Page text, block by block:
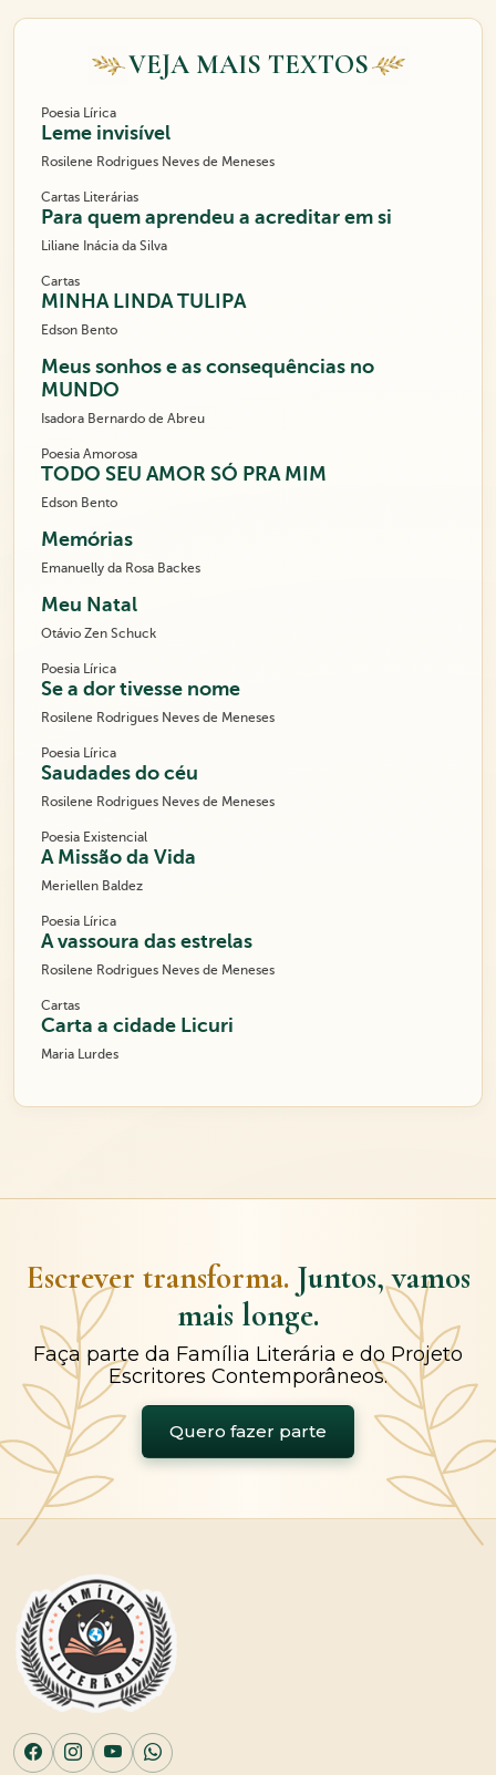
VEJA MAIS TEXTOS
Poesia Lírica
Leme invisível
Rosilene Rodrigues Neves de Meneses
Cartas Literárias
Para quem aprendeu a acreditar em si
Liliane Inácia da Silva
Cartas
MINHA LINDA TULIPA
Edson Bento
Meus sonhos e as consequências no
MUNDO
Isadora Bernardo de Abreu
Poesia Amorosa
TODO SEU AMOR SÓ PRA MIM
Edson Bento
Memórias
Emanuelly da Rosa Backes
Meu Natal
Otávio Zen Schuck
Poesia Lírica
Se a dor tivesse nome
Rosilene Rodrigues Neves de Meneses
Poesia Lírica
Saudades do céu
Rosilene Rodrigues Neves de Meneses
Poesia Existencial
A Missão da Vida
Meriellen Baldez
Poesia Lírica
A vassoura das estrelas
Rosilene Rodrigues Neves de Meneses
Cartas
Carta a cidade Licuri
Maria Lurdes
Escrever transforma. Juntos, vamos
mais longe.
Faça parte da Família Literária e do Projeto
Escritores Contemporâneos.
Quero fazer parte